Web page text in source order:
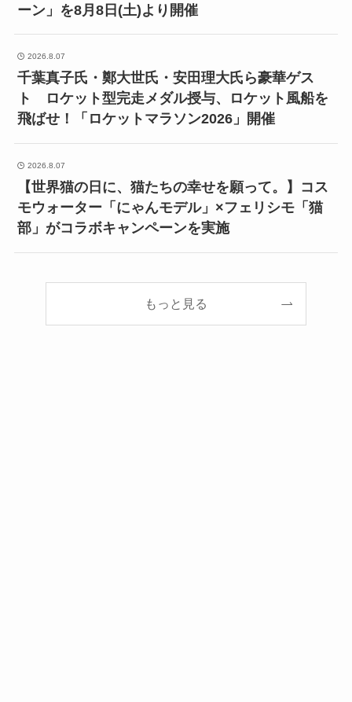
ーン」を8月8日(土)より開催
2026.8.07
千葉真子氏・鄭大世氏・安田理大氏ら豪華ゲス
ト ロケット型完走メダル授与、ロケット風船を
飛ばせ！「ロケットマラソン2026」開催
2026.8.07
【世界猫の日に、猫たちの幸せを願って。】コス
モウォーター「にゃんモデル」×フェリシモ「猫
部」がコラボキャンペーンを実施
もっと見る